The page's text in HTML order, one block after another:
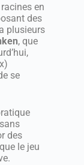
en
des
plusieurs
, que
se
des
le jeu